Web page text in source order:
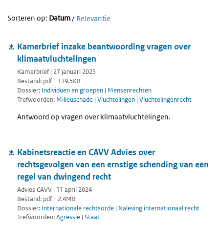
Sorteren op: Datum/ Relevantie
Kamerbrief inzake beantwoording vragen over
klimaatvluchtelingen
Kamerbrief | 27 januari 2025
Bestand: pdf - 119.5KB
Dossier: Individuen en groepen | Mensenrechten
Trefwoorden: Milieuschade | Vluchtelingen | Vluchtelingenrecht
Antwoord op vragen over klimaatvluchtelingen.
Kabinetsreactie en CAVV Advies over
rechtsgevolgen van een ernstige schending van een
regel van dwingend recht
Advies CAVV | 11 april 2024
Bestand: pdf - 2.4MB
Dossier: Internationale rechtsorde | Naleving internationaal recht
Trefwoorden:Agressie | Staat